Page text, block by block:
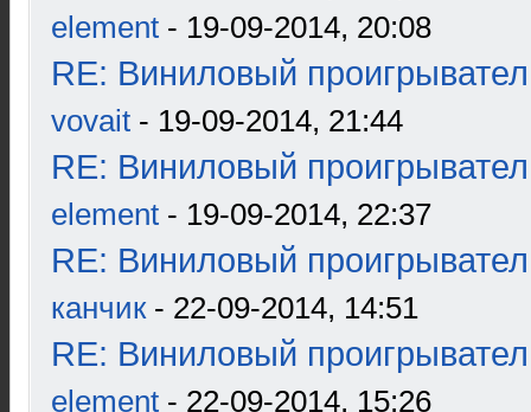
element - 19-09-2014, 20:08
RE: Виниловый
vovait - 19-09-2014, 21:44
RE: Виниловый
element - 19-09-2014, 22:37
RE: Виниловый
канчик- 22-09-2014, 14:51
RE: Виниловый
element - 22-09-2014, 15:26